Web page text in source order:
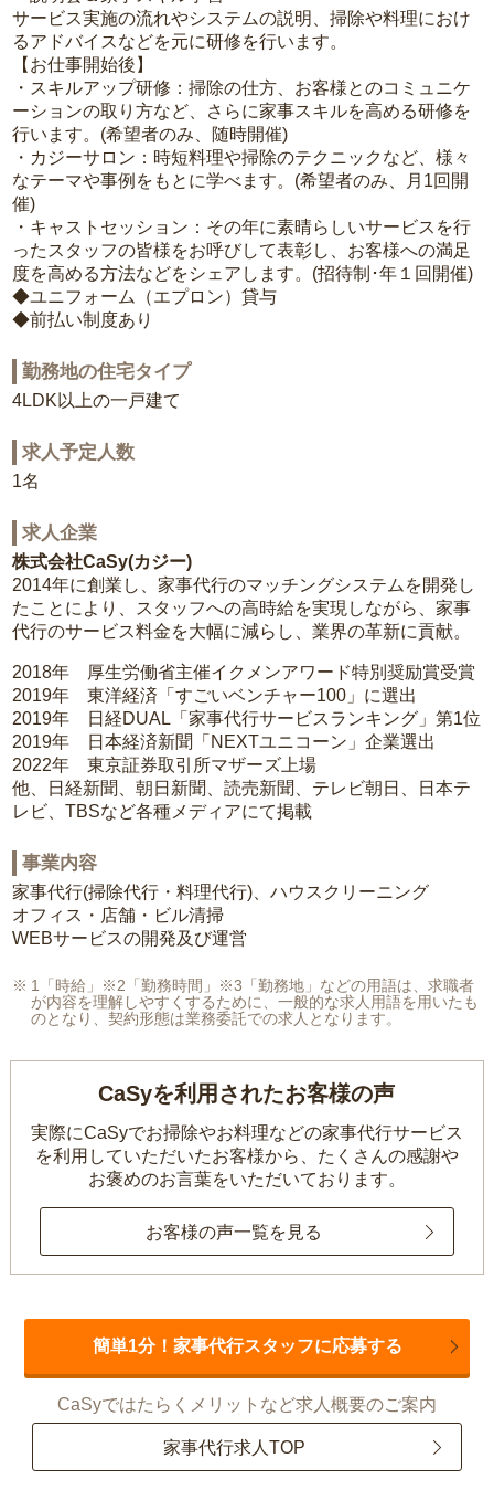
サービス実施の流れやシステムの説明、掃除や料理におけ
るアドバイスなどを元に研修を行います。
【お仕事開始後】
・スキルアップ研修：掃除の仕方、お客様とのコミュニケ
ーションの取り方など、さらに家事スキルを高める研修を
行います。(希望者のみ、随時開催)
・カジーサロン：時短料理や掃除のテクニックなど、様々
なテーマや事例をもとに学べます。(希望者のみ、月1回開
催)
・キャストセッション：その年に素晴らしいサービスを行
ったスタッフの皆様をお呼びして表彰し、お客様への満足
度を高める方法などをシェアします。(招待制･年１回開催)
◆ユニフォーム（エプロン）貸与
◆前払い制度あり
勤務地の住宅タイプ
4LDK以上の一戸建て
求人予定人数
1名
求人企業
株式会社CaSy(カジー)
2014年に創業し、家事代行のマッチングシステムを開発し
たことにより、スタッフへの高時給を実現しながら、家事
代行のサービス料金を大幅に減らし、業界の革新に貢献。
2018年 厚生労働省主催イクメンアワード特別奨励賞受賞
2019年 東洋経済「すごいベンチャー100」に選出
2019年 日経DUAL「家事代行サービスランキング」第1位
2019年 日本経済新聞「NEXTユニコーン」企業選出
2022年 東京証券取引所マザーズ上場
他、日経新聞、朝日新聞、読売新聞、テレビ朝日、日本テ
レビ、TBSなど各種メディアにて掲載
事業内容
家事代行(掃除代行・料理代行)、ハウスクリーニング
オフィス・店舗・ビル清掃
WEBサービスの開発及び運営
1「時給」※2「勤務時間」※3「勤務地」などの用語は、求職者
が内容を理解しやすくするために、一般的な求人用語を用いたも
のとなり、契約形態は業務委託での求人となります。
CaSyを利用されたお客様の声
実際にCaSyでお掃除やお料理などの家事代行サービス
を利用していただいたお客様から、 たくさんの感謝や
お褒めのお言葉をいただいております。
お客様の声一覧を見る
簡単1分！家事代行スタッフに応募する
CaSyではたらくメリットなど求人概要のご案内
家事代行求人TOP